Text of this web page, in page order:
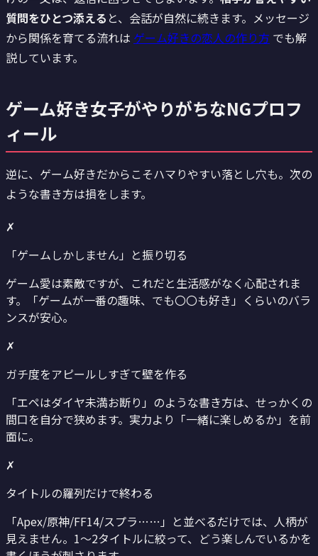
質問をひとつ添える と、会話が自然に続きます。メッセージ
から関係を育てる流れは ゲーム好きの恋人の作り方 でも解
説しています。
ゲーム好き女子がやりがちなNGプロフ
ィール
逆に、ゲーム好きだからこそハマりやすい落とし穴も。次の
ような書き方は損をします。
✗
「ゲームしかしません」と振り切る
ゲーム愛は素敵ですが、これだと生活感がなく心配されま
す。「ゲームが一番の趣味、でも〇〇も好き」くらいのバラ
ンスが安心。
✗
ガチ度をアピールしすぎて壁を作る
「エペはダイヤ未満お断り」のような書き方は、せっかくの
間口を自分で狭めます。実力より「一緒に楽しめるか」を前
面に。
✗
タイトルの羅列だけで終わる
「Apex/原神/FF14/スプラ……」と並べるだけでは、人柄が
見えません。1〜2タイトルに絞って、どう楽しんでいるかを